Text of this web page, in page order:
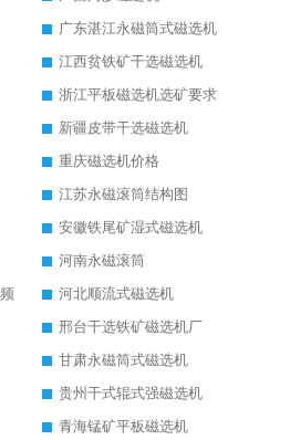
广东湛江永磁筒式磁选机
江西贫铁矿干选磁选机
浙江平板磁选机选矿要求
新疆皮带干选磁选机
重庆磁选机价格
江苏永磁滚筒结构图
安徽铁尾矿湿式磁选机
河南永磁滚筒
河北顺流式磁选机
邢台干选铁矿磁选机厂
甘肃永磁筒式磁选机
贵州干式辊式强磁选机
青海锰矿平板磁选机